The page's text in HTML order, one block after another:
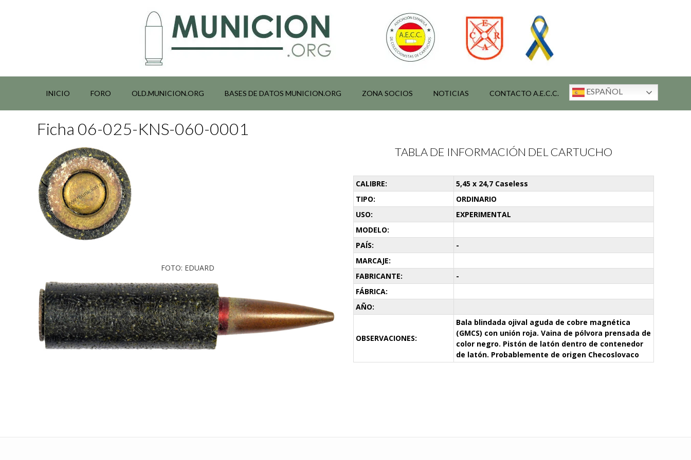
INICIO FORO OLD.MUNICION.ORG BASES DE DATOS MUNICION.ORG ZONA SOCIOS NOTICIAS CONTACTO A.E.C.C. ESPAÑOL
Ficha 06-025-KNS-060-0001
FOTO: EDUARD
TABLA DE INFORMACIÓN DEL CARTUCHO
CALIBRE:
5,45 x 24,7 Caseless
TIPO:
ORDINARIO
USO:
EXPERIMENTAL
MODELO:
PAÍS:
-
MARCAJE:
FABRICANTE:
-
FÁBRICA:
AÑO:
OBSERVACIONES:
Bala blindada ojival aguda de cobre magnética
(GMCS) con unión roja. Vaina de pólvora prensada de
color negro. Pistón de latón dentro de contenedor
de latón. Probablemente de origen Checoslovaco